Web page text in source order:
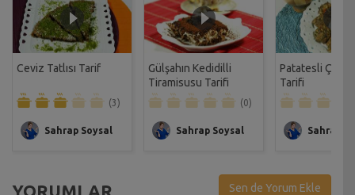
Ceviz Tatlısı Tarif
(3)
Sahrap Soysal
Gülşahın Kedidilli
Tiramisusu Tarifi
(0)
Sahrap Soysal
Patatesli Çıtır
Tarifi
Sahrap
YORUMLAR Sen de Yorum Ekle